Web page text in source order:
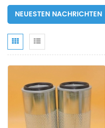
NEUESTEN NACHRICHTEN